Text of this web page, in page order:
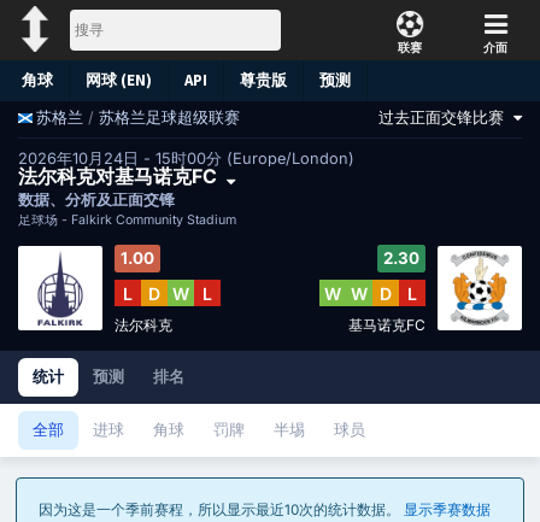
联赛 介面
角球 网球 (EN) API 尊贵版 预测
苏格兰 / 苏格兰足球超级联赛 过去正面交锋比赛
2026年10月24日 - 15时00分 (Europe/London)
法尔科克对基马诺克FC
数据、分析及正面交锋
足球场 - Falkirk Community Stadium
1.00
L D W L
法尔科克
2.30
W W D L
基马诺克FC
统计 预测 排名
全部 进球 角球 罚牌 半埸 球员
因为这是一个季前赛程，所以显示最近10次的统计数据。 显示季赛数据